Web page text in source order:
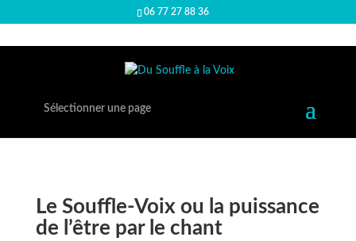
06 77 27 88 36
Sélectionner une page
Le Souffle-Voix ou la puissance
de l’être par le chant